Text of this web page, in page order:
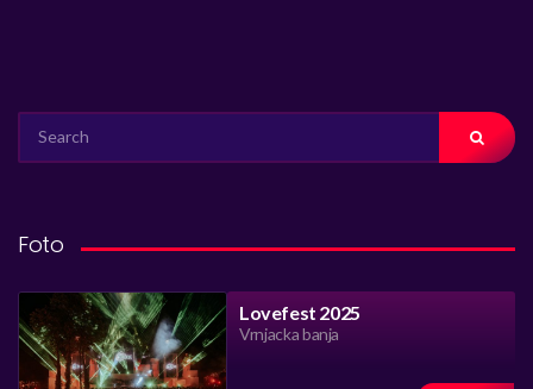
FOR:
Foto
Lovefest 2025
Vrnjacka banja